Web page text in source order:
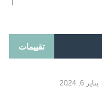
تقييمات